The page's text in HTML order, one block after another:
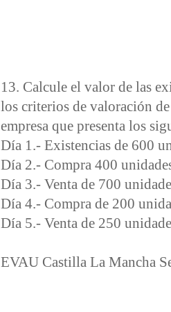
13. Calcule el valor de las
los criterios de valoración
empresa que presenta los
Día 1.- Existencias de 600
Día 2.- Compra 400
Día 3.- Venta de 700
Día 4.- Compra de 200
Día 5.- Venta de 250
EVAU Castilla La Mancha